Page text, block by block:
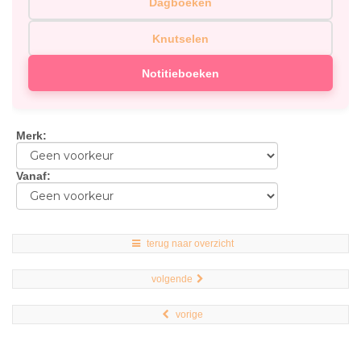
Knutselen
Notitieboeken
Merk:
Vanaf:
terug naar overzicht
volgende
vorige